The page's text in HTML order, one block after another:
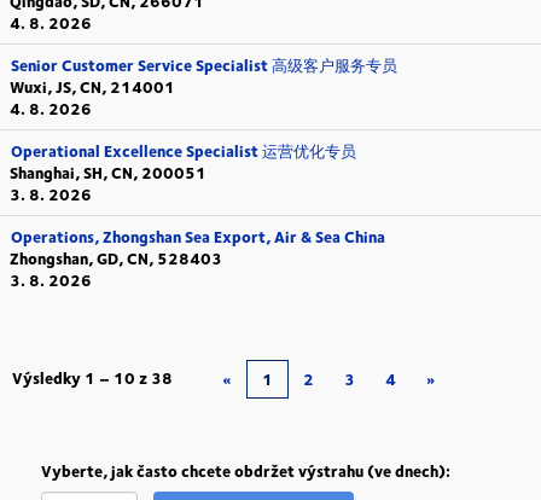
4. 8. 2026
Senior Customer Service Specialist 高级客户服务专员
Wuxi, JS, CN, 214001
4. 8. 2026
Operational Excellence Specialist 运营优化专员
Shanghai, SH, CN, 200051
3. 8. 2026
Operations, Zhongshan Sea Export, Air & Sea China
Zhongshan, GD, CN, 528403
3. 8. 2026
Výsledky 1 – 10 z 38 « 1 2 3 4 »
Vyberte, jak často chcete obdržet výstrahu (ve dnech):